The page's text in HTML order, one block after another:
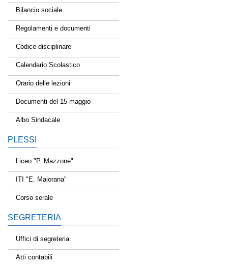
Bilancio sociale
Regolamenti e documenti
Codice disciplinare
Calendario Scolastico
Orario delle lezioni
Documenti del 15 maggio
Albo Sindacale
PLESSI
Liceo "P. Mazzone"
ITI "E. Maiorana"
Corso serale
SEGRETERIA
Uffici di segreteria
Atti contabili